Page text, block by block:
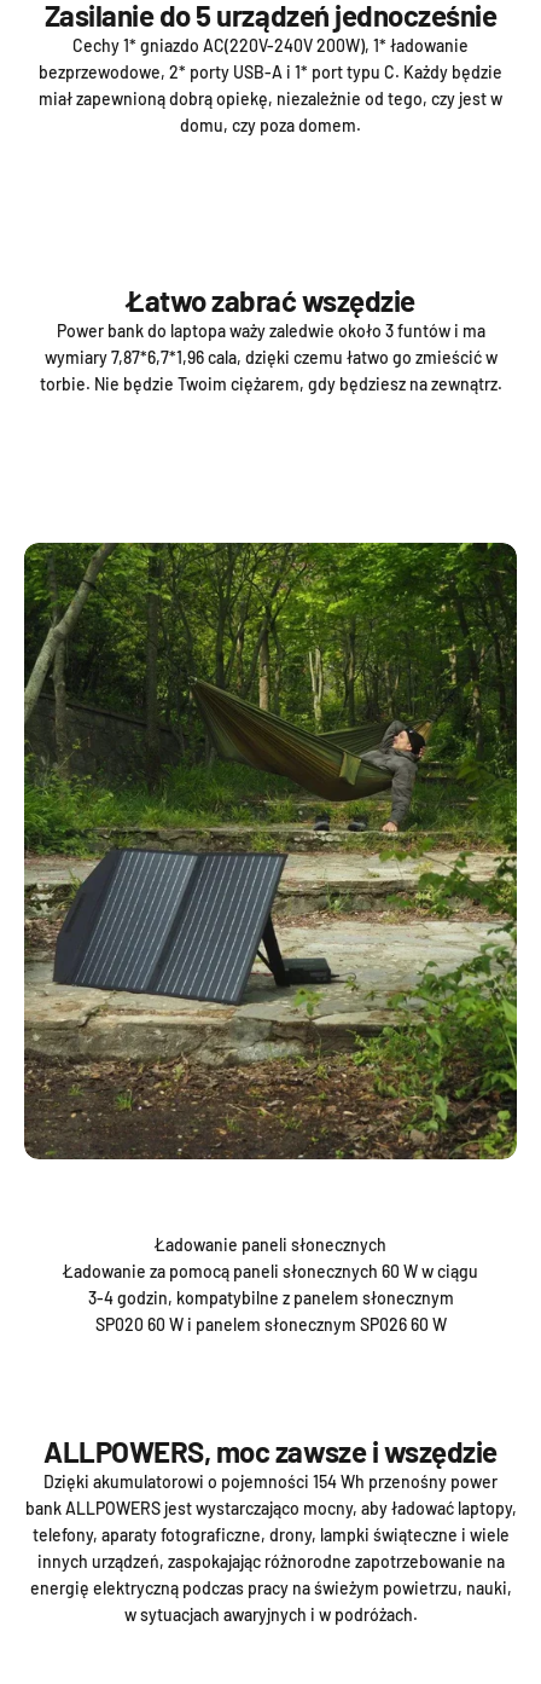
Zasilanie do 5 urządzeń jednocześnie
Cechy 1* gniazdo AC(220V-240V 200W), 1* ładowanie
bezprzewodowe, 2* porty USB-A i 1* port typu C. Każdy będzie
miał zapewnioną dobrą opiekę, niezależnie od tego, czy jest w
domu, czy poza domem.
Łatwo zabrać wszędzie
Power bank do laptopa waży zaledwie około 3 funtów i ma
wymiary 7,87*6,7*1,96 cala, dzięki czemu łatwo go zmieścić w
torbie. Nie będzie Twoim ciężarem, gdy będziesz na zewnątrz.
Ładowanie paneli słonecznych
Ładowanie za pomocą paneli słonecznych 60 W w ciągu
3-4 godzin, kompatybilne z panelem słonecznym
SP020 60 W i panelem słonecznym SP026 60 W
ALLPOWERS, moc zawsze i wszędzie
Dzięki akumulatorowi o pojemności 154 Wh przenośny power
bank ALLPOWERS jest wystarczająco mocny, aby ładować laptopy,
telefony, aparaty fotograficzne, drony, lampki świąteczne i wiele
innych urządzeń, zaspokajając różnorodne zapotrzebowanie na
energię elektryczną podczas pracy na świeżym powietrzu, nauki,
w sytuacjach awaryjnych i w podróżach.